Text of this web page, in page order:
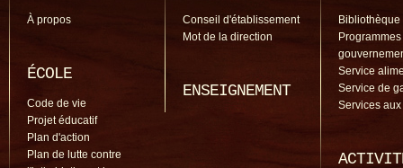
À propos
ÉCOLE
Code de vie
Projet éducatif
Plan d'action
Plan de lutte contre
Conseil d'établissement
Mot de la direction
ENSEIGNEMENT
Bibliothèque
Programmes
Service
Service de
Services